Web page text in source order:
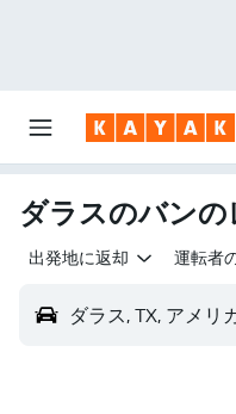
ダラスのバン
出発地に返却 運転者
ダラス, TX, アメリ